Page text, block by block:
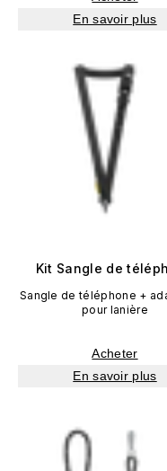
En savoir plus
Kit Sangle de
Sangle de téléphone +
pour lanière
Acheter
En savoir plus